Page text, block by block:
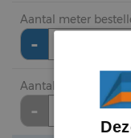
Aantal meter
-
Aantal lengte (2.44
-